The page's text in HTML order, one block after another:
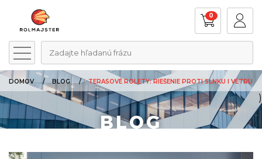
Zadajte hľadanú frázu
0
DOMOV BLOG TERASOVÉ ROLETY: RIEŠENIE PROTI SLNKU I VETRU
)
BLOG